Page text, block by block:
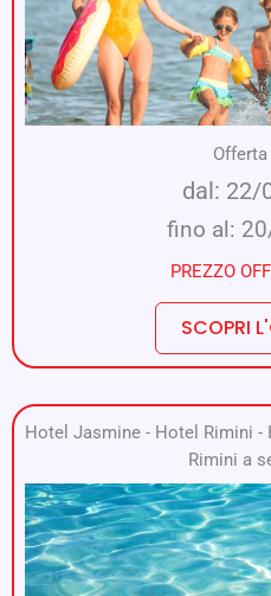
dal: 22/
fino al:
PREZZO
SCOPRI
Hotel Jasmine - Hotel Rimini -
Rimini a